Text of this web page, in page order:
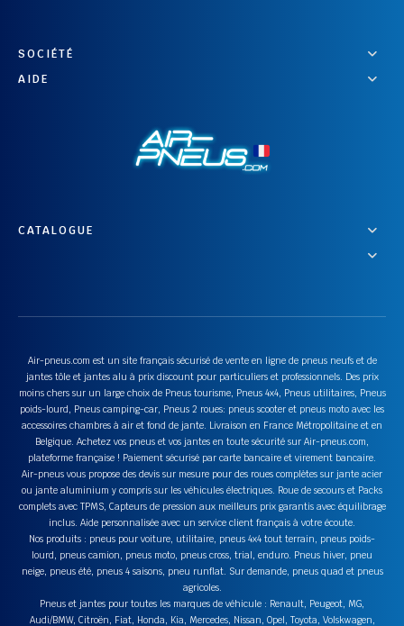
SOCIÉTÉ
AIDE
CATALOGUE
Air-pneus.com est un site français sécurisé de vente en ligne de pneus neufs et de
jantes tôle et jantes alu à prix discount pour particuliers et professionnels. Des prix
moins chers sur un large choix de Pneus tourisme, Pneus 4x4, Pneus utilitaires, Pneus
poids-lourd, Pneus camping-car, Pneus 2 roues: pneus scooter et pneus moto avec les
accessoires chambres à air et fond de jante. Livraison en France Métropolitaine et en
Belgique. Achetez vos pneus et vos jantes en toute sécurité sur Air-pneus.com,
plateforme française ! Paiement sécurisé par carte bancaire et virement bancaire.
Air-pneus vous propose des devis sur mesure pour des roues complètes sur jante acier
ou jante aluminium y compris sur les véhicules électriques. Roue de secours et Packs
complets avec TPMS, Capteurs de pression aux meilleurs prix garantis avec équilibrage
inclus. Aide personnalisée avec un service client français à votre écoute.
Nos produits : pneus pour voiture, utilitaire, pneus 4x4 tout terrain, pneus poids-
lourd, pneus camion, pneus moto, pneus cross, trial, enduro. Pneus hiver, pneu
neige, pneus été, pneus 4 saisons, pneu runflat. Sur demande, pneus quad et pneus
agricoles.
Pneus et jantes pour toutes les marques de véhicule : Renault, Peugeot, MG,
Audi/BMW, Citroën, Fiat, Honda, Kia, Mercedes, Nissan, Opel, Toyota, Volskwagen,